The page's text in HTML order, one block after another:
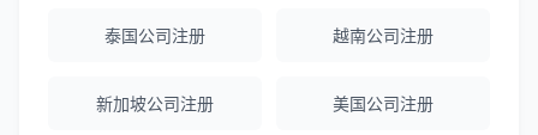
Michael Liu ★★★★☆
泰国公司注册 越南公司注册
新加坡公司注册 美国公司注册